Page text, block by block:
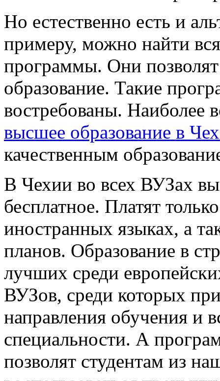
Но естественно есть и
примеру, можно найти
программы. Они
образование. Такие
востребованы. Наиболее
высшее образование в
качественным
В Чехии во всех ВУЗах
бесплатное. Платят
иностранных языках, а
планов. Образование в
лучших среди
ВУЗов, среди которых
направления обучения и
специальности. А
позволят студентам из